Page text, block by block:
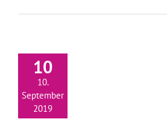
10
10.
September
2019